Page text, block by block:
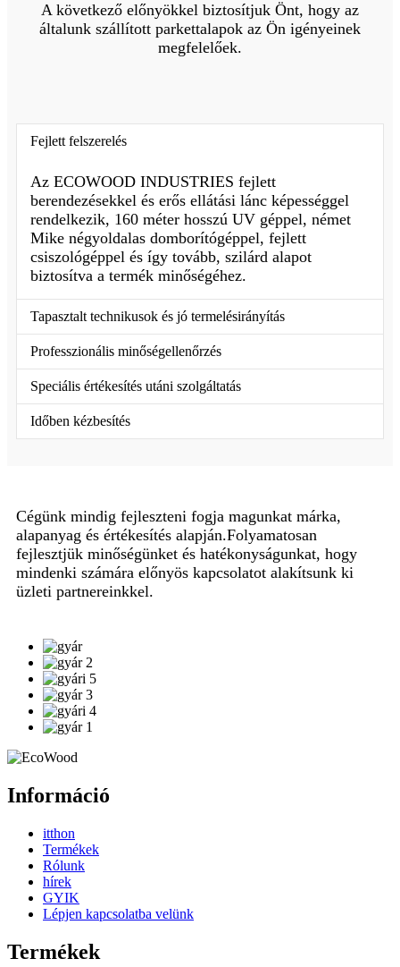
A következő előnyökkel biztosítjuk Önt, hogy az
általunk szállított parkettalapok az Ön igényeinek
megfelelőek.
Fejlett felszerelés
Az ECOWOOD INDUSTRIES fejlett
berendezésekkel és erős ellátási lánc képességgel
rendelkezik, 160 méter hosszú UV géppel, német
Mike négyoldalas domborítógéppel, fejlett
csiszológéppel és így tovább, szilárd alapot
biztosítva a termék minőségéhez.
Tapasztalt technikusok és jó termelésirányítás
Professzionális minőségellenőrzés
Speciális értékesítés utáni szolgáltatás
Időben kézbesítés
Cégünk mindig fejleszteni fogja magunkat márka,
alapanyag és értékesítés alapján.Folyamatosan
fejlesztjük minőségünket és hatékonyságunkat, hogy
mindenki számára előnyös kapcsolatot alakítsunk ki
üzleti partnereinkkel.
Információ
itthon
Termékek
Rólunk
hírek
GYIK
Lépjen kapcsolatba velünk
Termékek